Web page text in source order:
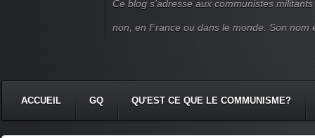
Ce blog s'adresse aux communistes
non, en France ou dans le monde. Son nom
ACCUEIL GQ QU'EST CE QUE LE COMMUNISME?